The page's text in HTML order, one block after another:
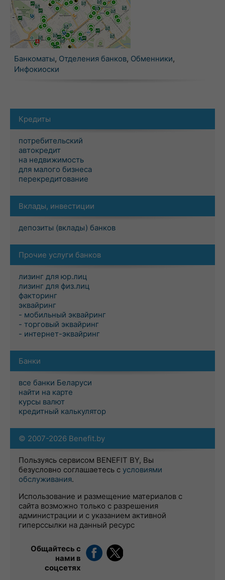
Банкоматы, Отделения банков, Обменники,
Инфокиоски
Кредиты
потребительский
автокредит
на недвижимость
для малого бизнеса
перекредитование
Вклады, инвестиции
депозиты (вклады) банков
Прочие услуги банков
лизинг для юр.лиц
лизинг для физ.лиц
факторинг
эквайринг
- мобильный эквайринг
- торговый эквайринг
- интернет-эквайринг
Банки
все банки Беларуси
найти на карте
курсы валют
кредитный калькулятор
© 2007-2026 Benefit.by
Пользуясь сервисом BENEFIT BY, Вы
безусловно соглашаетесь с условиями
обслуживания.
Использование и размещение материалов с
сайта возможно только с разрешения
администрации и с указанием активной
гиперссылки на данный ресурс
Общайтесь с
нами в
соцсетях